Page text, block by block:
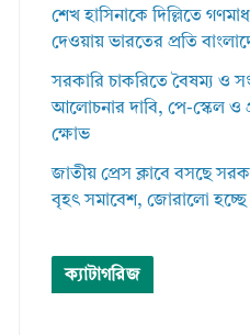
শেখ হাসিনাকে দিল্লিতে
দেওয়ায় ভারতের প্রতি
সরকারি চাকরিতে বৈষম্য ও
আলোচনার দাবি, পে-স্কেল ও
ক্ষোভ
জাতীয় প্রেস ক্লাবে বসছে
বৃহৎ সমাবেশ, জোরালো হচ্ছে
ক্যাটাগরিজ